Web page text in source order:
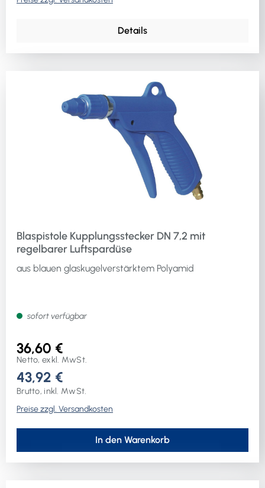
Details
Blaspistole Kupplungsstecker DN 7,2 mit
regelbarer Luftspardüse
aus blauen glaskugelverstärktem Polyamid
sofort verfügbar
36,60 €
Netto, exkl. MwSt.
43,92 €
Brutto, inkl. MwSt.
Preise zzgl. Versandkosten
In den Warenkorb